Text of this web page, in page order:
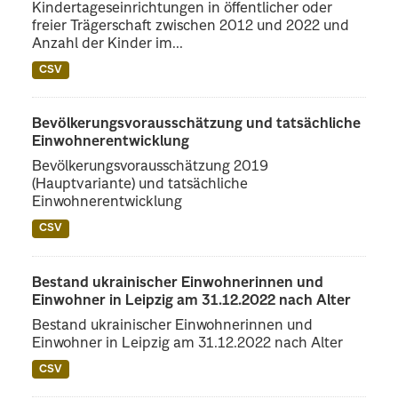
Kindertageseinrichtungen in öffentlicher oder
freier Trägerschaft zwischen 2012 und 2022 und
Anzahl der Kinder im...
CSV
Bevölkerungsvorausschätzung und tatsächliche
Einwohnerentwicklung
Bevölkerungsvorausschätzung 2019
(Hauptvariante) und tatsächliche
Einwohnerentwicklung
CSV
Bestand ukrainischer Einwohnerinnen und
Einwohner in Leipzig am 31.12.2022 nach Alter
Bestand ukrainischer Einwohnerinnen und
Einwohner in Leipzig am 31.12.2022 nach Alter
CSV